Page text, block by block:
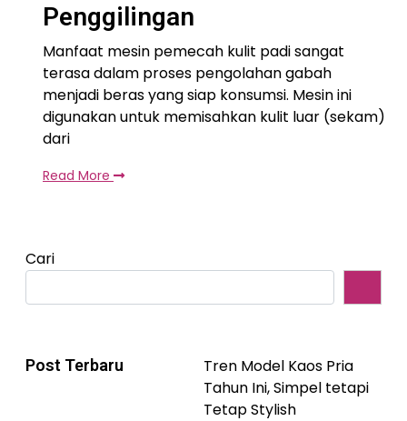
Penggilingan
Manfaat mesin pemecah kulit padi sangat
terasa dalam proses pengolahan gabah
menjadi beras yang siap konsumsi. Mesin ini
digunakan untuk memisahkan kulit luar (sekam)
dari
Read More
Cari
Post Terbaru
Tren Model Kaos Pria
Tahun Ini, Simpel tetapi
Tetap Stylish